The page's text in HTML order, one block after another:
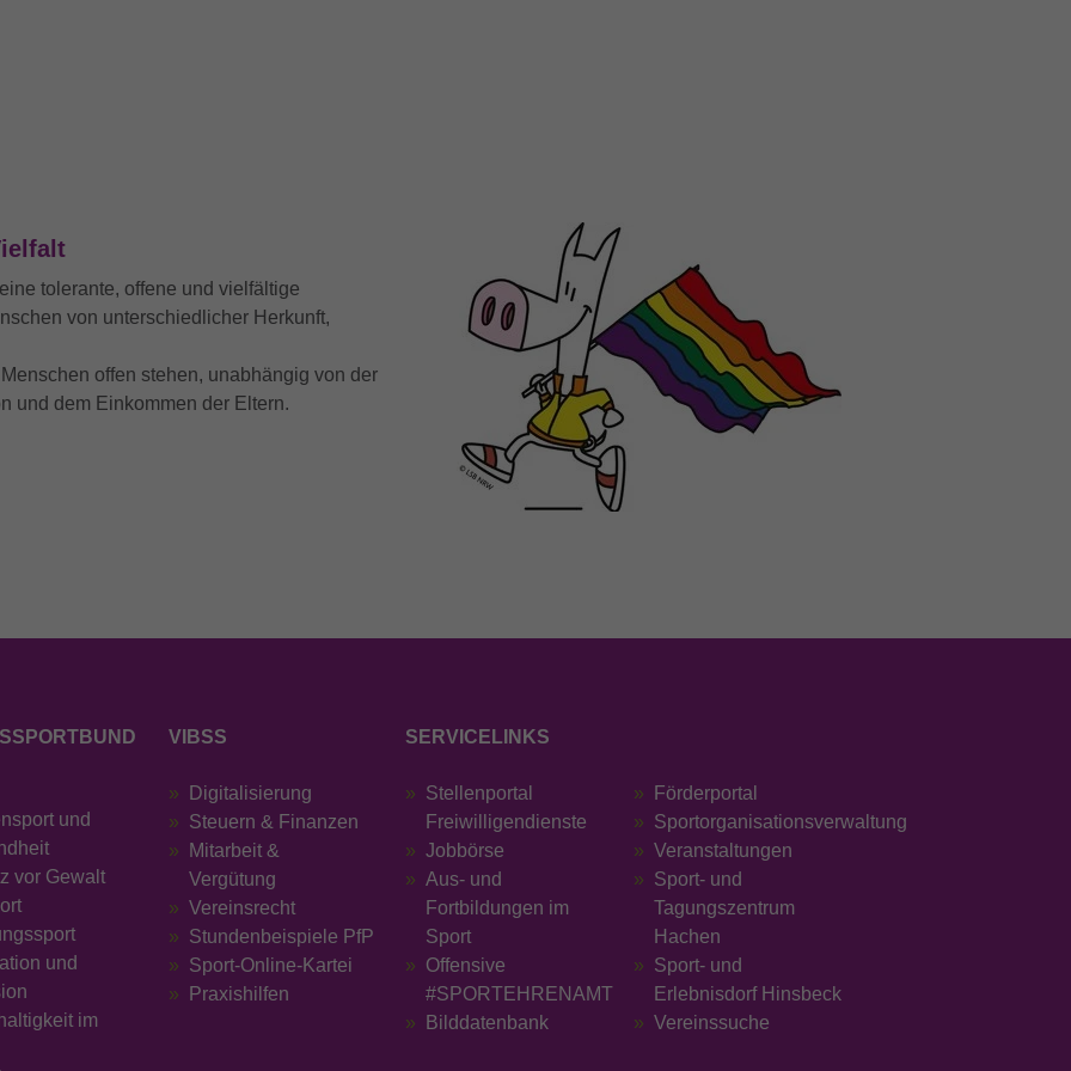
tolerante, offene und vielfältige
von unterschiedlicher Herkunft,
offen stehen, unabhängig von der
und dem Einkommen der Eltern.
und
vor Gewalt
und
im
VIBSS
Digitalisierung
Steuern & Finanzen
Mitarbeit &
Vergütung
Vereinsrecht
Stundenbeispiele PfP
Sport-Online-Kartei
Praxishilfen
SERVICELINKS
Stellenportal
Freiwilligendienste
Jobbörse
Aus- und
Fortbildungen im
Sport
Offensive
#SPORTEHRENAMT
Bilddatenbank
Förderportal
Sportorganisationsverwaltung
Veranstaltungen
Sport- und
Tagungszentrum
Hachen
Sport- und
Erlebnisdorf Hinsbeck
Vereinssuche